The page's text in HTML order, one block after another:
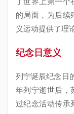
的局面，为后续
义运动提供了理
纪念日意义
列宁诞辰纪念
年列宁逝世后，
过纪念活动传承